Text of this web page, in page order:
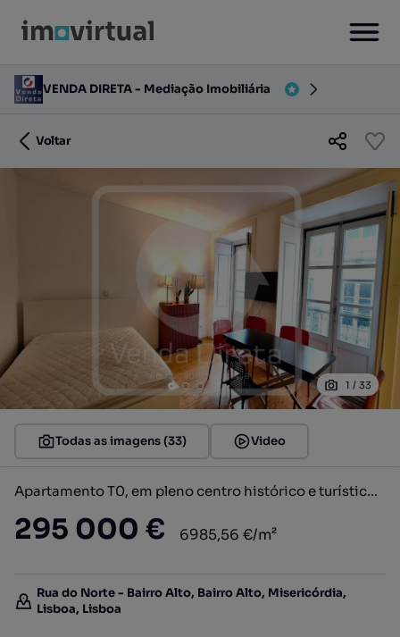
VENDA DIRETA - Mediação Imobiliária
Voltar
1 / 33
Todas as imagens (33) Video
Apartamento T0, em pleno centro histórico e turístico de Lisboa.
295 000 € 6985,56 €/m²
Rua do Norte - Bairro Alto, Bairro Alto, Misericórdia,
Lisboa, Lisboa